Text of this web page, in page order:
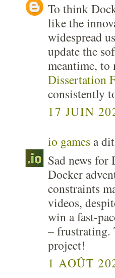
To think
like the
widespread
update the
meantime, to
Dissertation
consistently
17 JUIN
io games a
Sad news
Docker
constraints
videos,
win a fast-
– frustrating.
project!
1 AOÛT